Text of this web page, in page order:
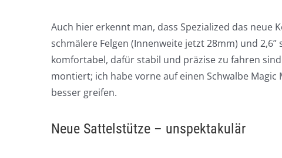
Auch hier erkennt man, dass Spezialized das neue
schmälere Felgen (Innenweite jetzt 28mm) und
komfortabel, dafür stabil und präzise zu fahren
montiert; ich habe vorne auf einen Schwalbe Magic
besser greifen.
Neue Sattelstütze – unspektakulär